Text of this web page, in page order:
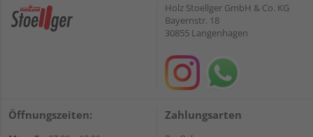
Holz Stoellger GmbH & Co. KG
Bayernstr. 18
30855 Langenhagen
Öffnungszeiten: Zahlungsarten